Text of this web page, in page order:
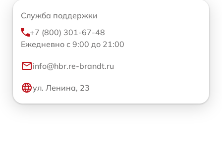
Служба поддержки
+7 (800) 301-67-48
Ежедневно с 9:00 до 21:00
info@hbr.re-brandt.ru
ул. Ленина, 23